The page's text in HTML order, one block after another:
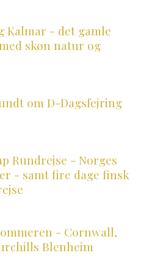
Kalmar - det gamle
skøn natur og
om D-Dagsfejring
Rundrejse - Norges
- samt fire dage finsk
- Cornwall,
Blenheim